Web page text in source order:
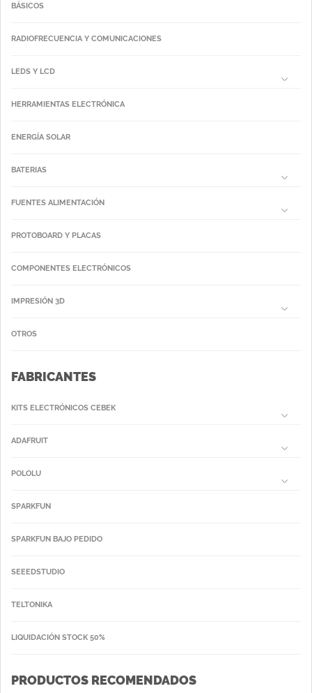
BÁSICOS
RADIOFRECUENCIA Y COMUNICACIONES
LEDS Y LCD
HERRAMIENTAS ELECTRÓNICA
ENERGÍA SOLAR
BATERIAS
FUENTES ALIMENTACIÓN
PROTOBOARD Y PLACAS
COMPONENTES ELECTRÓNICOS
IMPRESIÓN 3D
OTROS
FABRICANTES
KITS ELECTRÓNICOS CEBEK
ADAFRUIT
POLOLU
SPARKFUN
SPARKFUN BAJO PEDIDO
SEEEDSTUDIO
TELTONIKA
LIQUIDACIÓN STOCK 50%
PRODUCTOS RECOMENDADOS